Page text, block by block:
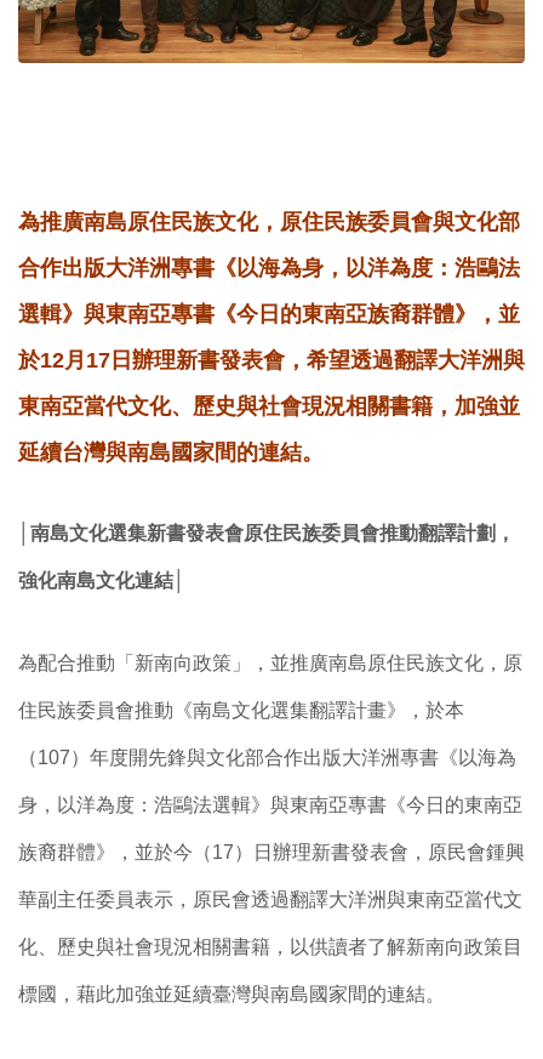
為推廣南島原住民族文化，原住民族委員會與文化部
合作出版大洋洲專書《以海為身，以洋為度：浩鷗法
選輯》與東南亞專書《今日的東南亞族裔群體》，並
於12月17日辦理新書發表會，希望透過翻譯大洋洲與
東南亞當代文化、歷史與社會現況相關書籍，加強並
延續台灣與南島國家間的連結。
│南島文化選集新書發表會原住民族委員會推動翻譯計劃，
強化南島文化連結│
為配合推動「新南向政策」，並推廣南島原住民族文化，原
住民族委員會推動《南島文化選集翻譯計畫》，於本
（107）年度開先鋒與文化部合作出版大洋洲專書《以海為
身，以洋為度：浩鷗法選輯》與東南亞專書《今日的東南亞
族裔群體》，並於今（17）日辦理新書發表會，原民會鍾興
華副主任委員表示，原民會透過翻譯大洋洲與東南亞當代文
化、歷史與社會現況相關書籍，以供讀者了解新南向政策目
標國，藉此加強並延續臺灣與南島國家間的連結。